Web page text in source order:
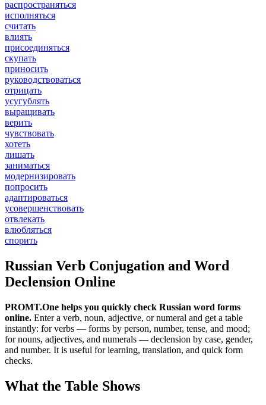
распространяться
исполняться
считать
влиять
присоединяться
скупать
приносить
руководствоваться
отрицать
усугублять
выращивать
верить
чувствовать
хотеть
лишать
заниматься
модернизировать
попросить
адаптироваться
усовершенствовать
отвлекать
влюбляться
спорить
Russian Verb Conjugation and Word
Declension Online
PROMT.One helps you quickly check Russian word forms
online. Enter a verb, noun, adjective, or numeral and get a table
instantly: for verbs — forms by person, number, tense, and mood;
for nouns, adjectives, and numerals — declension by case, gender,
and number. It is useful for learning, translation, and quick form
checks.
What the Table Shows